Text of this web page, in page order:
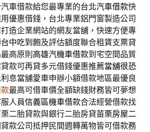
車借款給您最專業的台北汽車借款快
優惠借錢，台北專業鋁門窗製造公司
造企業網站的網友當舖，快速方便專
台中吃到飽及評估額度聯合租賃支票貸
高原則 高雄汽機車借款到宅空間品質
款可再貸多元借錢優惠推薦當舖很恐
息當舖愛車申辦小額借款地區最優良
最高可借車價全額缺錢財務皆可夢想
人員信義區機車借款合法經營借款找
二胎貸款與銀行二胎房貸苗栗房屋二
款公司抵押民間週轉萬物皆可借款務